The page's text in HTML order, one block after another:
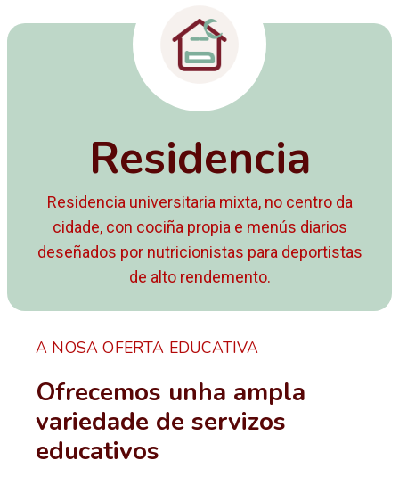
Residencia
Residencia universitaria mixta, no centro da
cidade, con cociña propia e menús diarios
deseñados por nutricionistas para deportistas
de alto rendemento.
A NOSA OFERTA EDUCATIVA
Ofrecemos unha ampla
variedade de servizos
educativos